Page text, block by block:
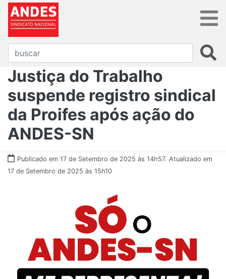
Justiça do Trabalho
suspende registro sindical
da Proifes após ação do
ANDES-SN
Publicado em 17 de Setembro de 2025 às 14h57. Atualizado em
17 de Setembro de 2025 às 15h10